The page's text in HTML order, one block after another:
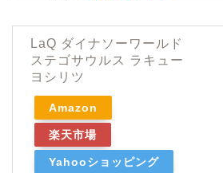
LaQ ダイナソーワールド
ステゴサウルス ラキュー
ヨシリツ
Amazon
楽天市場
Yahooショッピング